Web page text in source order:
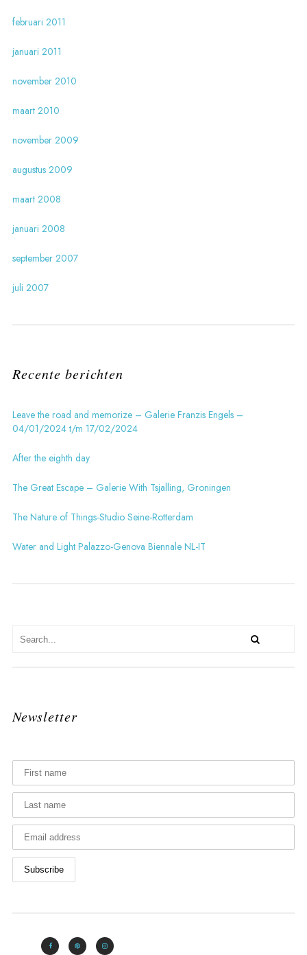
februari 2011
januari 2011
november 2010
maart 2010
november 2009
augustus 2009
maart 2008
januari 2008
september 2007
juli 2007
Recente berichten
Leave the road and memorize – Galerie Franzis Engels –
04/01/2024 t/m 17/02/2024
After the eighth day
The Great Escape – Galerie With Tsjalling, Groningen
The Nature of Things-Studio Seine-Rotterdam
Water and Light Palazzo-Genova Biennale NL-IT
Newsletter